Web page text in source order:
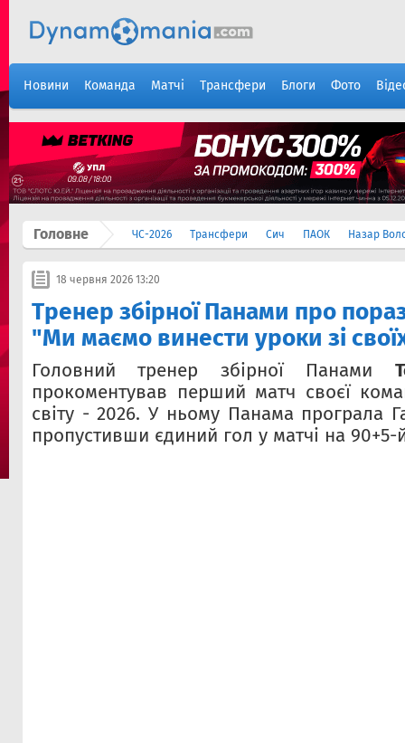
Новини Команда Матчі Трансфери Блоги Фото
Головне ЧС-2026 Трансфери Сич ПАОК Назар
18 червня 2026 13:20
Тренер збірної Панами про
"Ми маємо винести уроки зі
Головний тренер збірної Панами
прокоментував перший матч своєї
світу - 2026. У ньому Панама програла
пропустивши єдиний гол у матчі на 90+5-